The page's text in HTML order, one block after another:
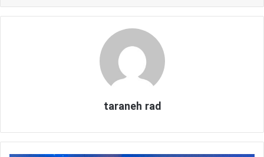
taraneh rad